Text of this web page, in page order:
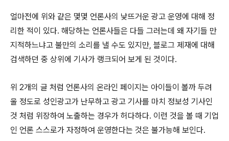
얼마전에 위와 같은 몇몇 언론사의 낯뜨거운 광고 운영에 대해 정
리한 적이 있다. 해당하는 언론사들은 다들 그러는데 왜 자기들 만
지적하느냐고 불만의 소리를 낼 수도 있지만, 블로그 제재에 대해
검색하던 중 상위에 기사가 랭크되어 보게 된 것이다.
위 2개의 글 처럼 언론사의 온라인 페이지는 아이들이 볼까 두려
울 정도로 성인광고가 난무하고 광고 기사를 마치 정보성 기사인
것 처럼 위장하여 노출하는 경우가 허다하다. 이런 것을 볼 때 기업
인 언론 스스로가 자정하여 운영한다는 것은 불가능해 보인다.